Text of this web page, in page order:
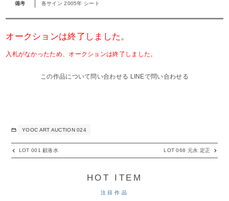
備考 各サイン 2005年 シート
オークションは終了しました。
入札がなかったため、オークションは終了しました。
この作品について問い合わせる LINEで問い合わせる
YOOC ART AUCTION 024
LOT 001 顧洛水 LOT 068 元永 定正
HOT ITEM
注目作品